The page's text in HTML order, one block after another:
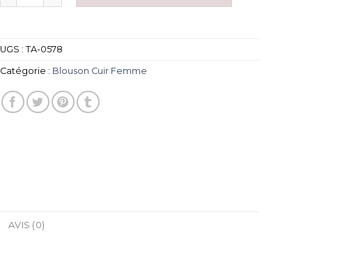
UGS :TA-0578
Catégorie : Blouson Cuir Femme
AVIS (0)